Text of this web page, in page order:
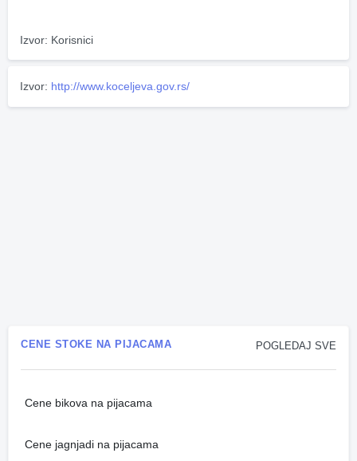
Izvor: Korisnici
Izvor: http://www.koceljeva.gov.rs/
POGLEDAJ SVE
CENE STOKE NA PIJACAMA
Cene bikova na pijacama
Cene jagnjadi na pijacama